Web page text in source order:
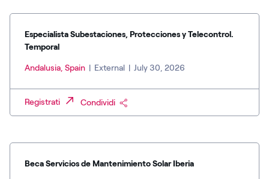
Especialista Subestaciones, Protecciones y Telecontrol.
Temporal
Andalusia, Spain | External | July 30, 2026
Registrati Condividi
Beca Servicios de Mantenimiento Solar Iberia